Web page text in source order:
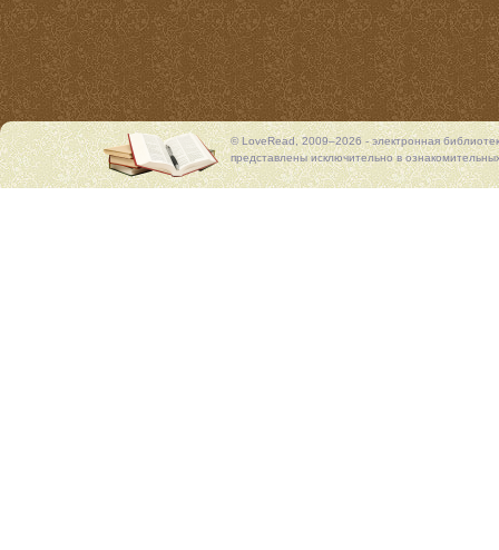
© LoveRead, 2009–2026 - электронная
представлены исключительно в